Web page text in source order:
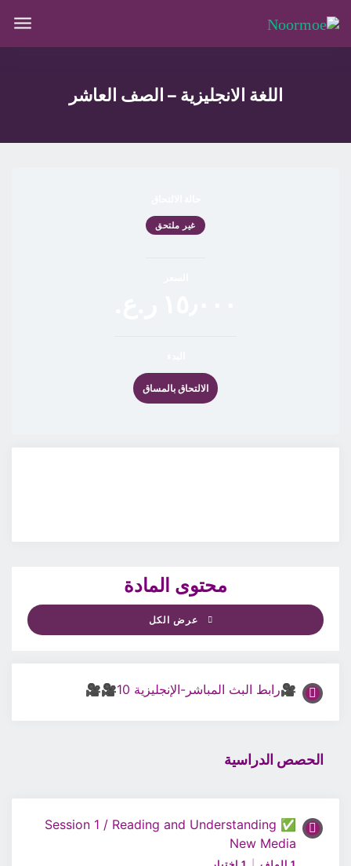
اللغة الانجليزية – الصف العاشر
غير ملتحق
الالتحاق بالمساق
محتوى المادة
عرض الكل
🎥رابط البث المباشر-الإنجليزية 10🎥🎥
الحصص الدراسية
✅ Session 1 / Reading and Understanding
New Media